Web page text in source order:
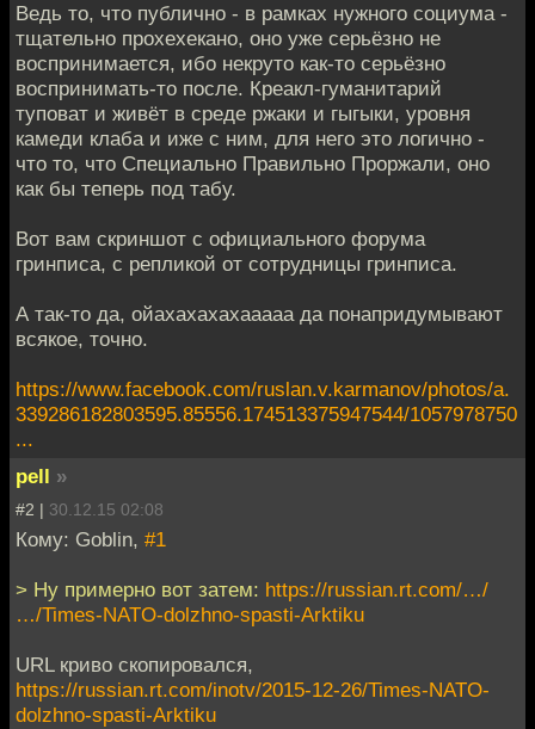
Ведь то, что публично - в рамках нужного социума -
тщательно прохехекано, оно уже серьёзно не
воспринимается, ибо некруто как-то серьёзно
воспринимать-то после. Креакл-гуманитарий
туповат и живёт в среде ржаки и гыгыки, уровня
камеди клаба и иже с ним, для него это логично -
что то, что Специально Правильно Проржали, оно
как бы теперь под табу.
Вот вам скриншот с официального форума
гринписа, с репликой от сотрудницы гринписа.
А так-то да, ойахахахахааааа да понапридумывают
всякое, точно.
https://www.facebook.com/ruslan.v.karmanov/photos/a.
339286182803595.85556.174513375947544/1057978750
...
pell »
#2 | 30.12.15 02:08
Кому: Goblin, #1
> Ну примерно вот затем: https://russian.rt.com/…/
…/Times-NATO-dolzhno-spasti-Arktiku
URL криво скопировался,
https://russian.rt.com/inotv/2015-12-26/Times-NATO-
dolzhno-spasti-Arktiku